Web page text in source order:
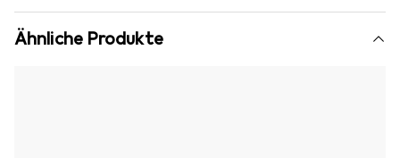
Ähnliche Produkte